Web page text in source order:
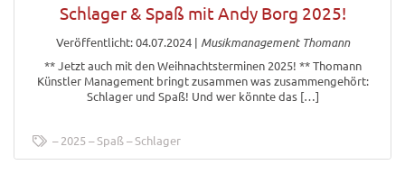
Schlager & Spaß mit Andy Borg 2025!
Veröffentlicht: 04.07.2024| Musikmanagement Thomann
** Jetzt auch mit den Weihnachtsterminen 2025! ** Thomann
Künstler Management bringt zusammen was zusammengehört:
Schlager und Spaß! Und wer könnte das […]
2025 Spaß Schlager